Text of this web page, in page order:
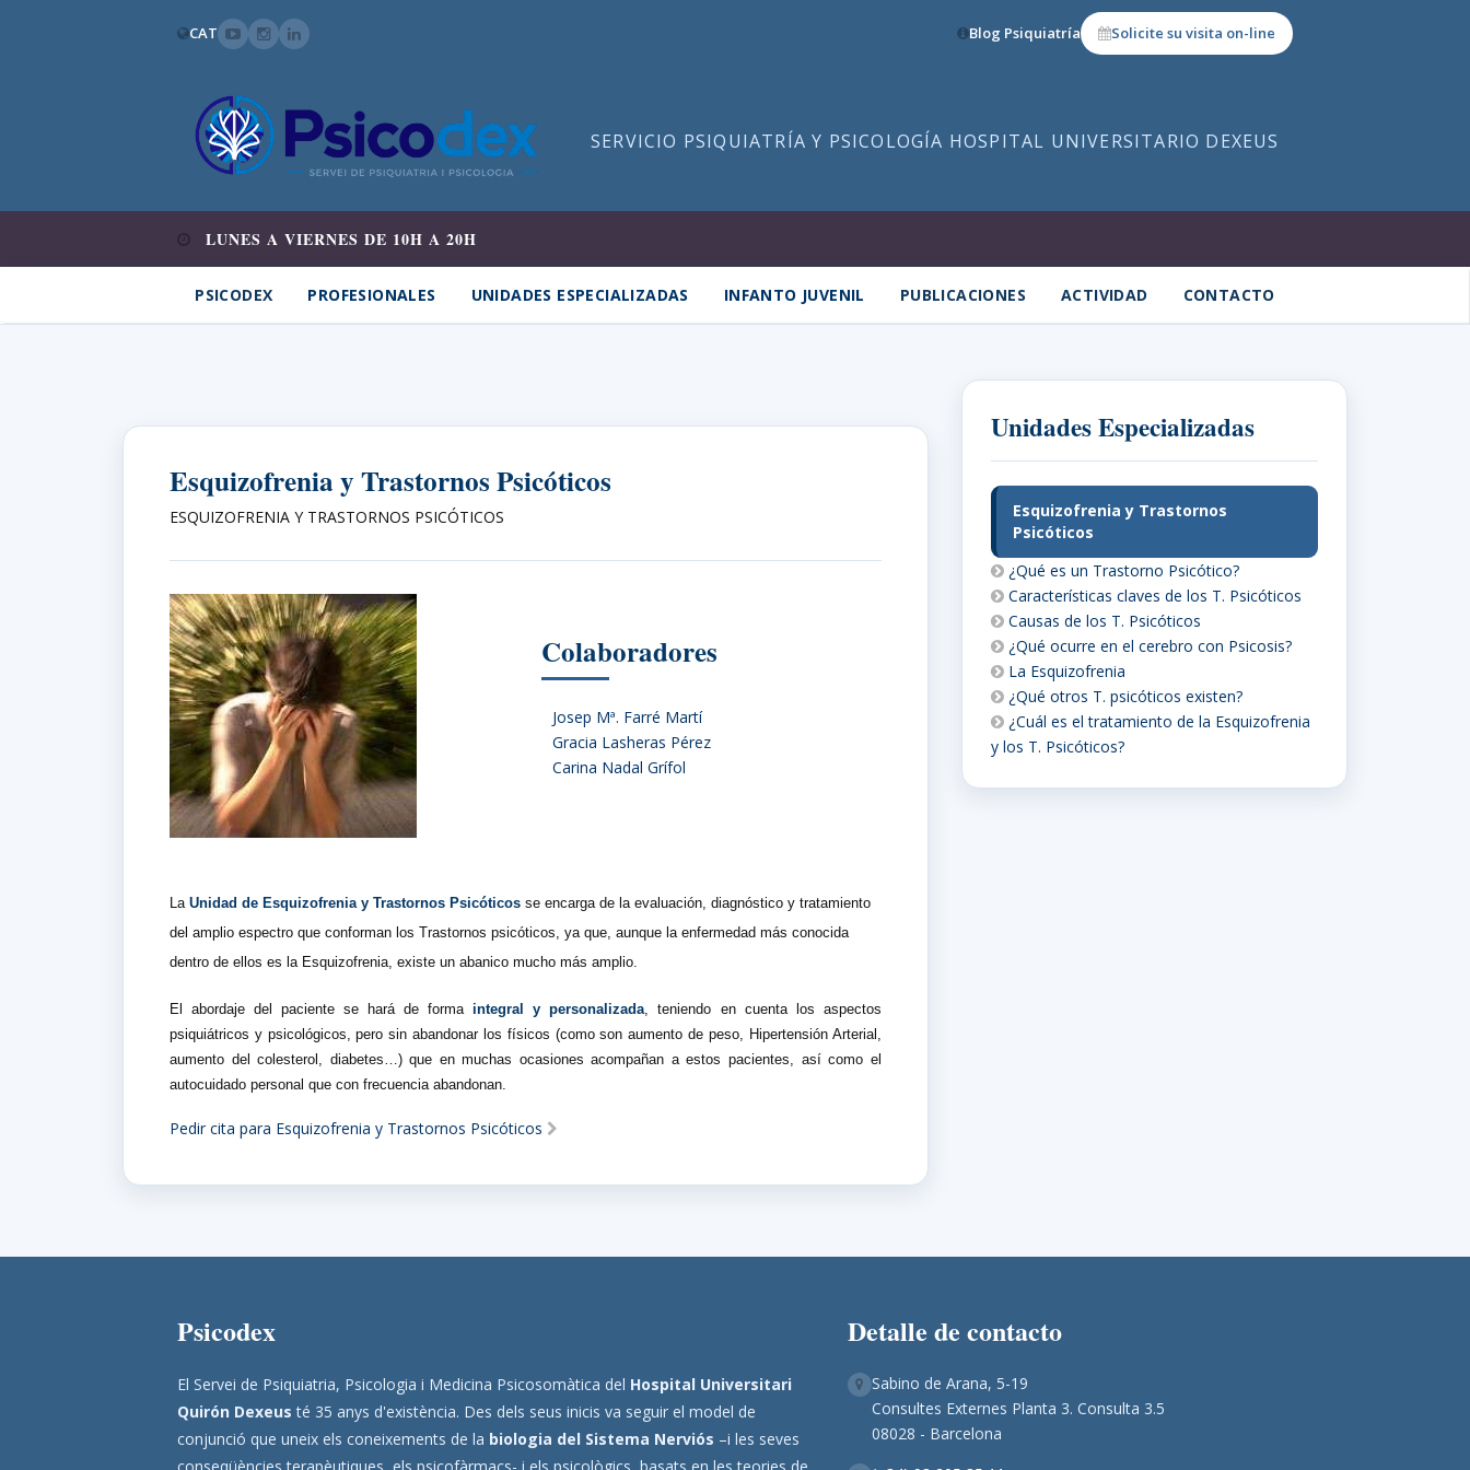
CAT Blog Psiquiatría Solicite su visita on-line
SERVICIO PSIQUIATRÍA Y PSICOLOGÍA HOSPITAL UNIVERSITARIO DEXEUS
LUNES A VIERNES DE 10H A 20H
PSICODEX PROFESIONALES UNIDADES ESPECIALIZADAS INFANTO JUVENIL PUBLICACIONES ACTIVIDAD CONTACTO
Esquizofrenia y Trastornos Psicóticos
ESQUIZOFRENIA Y TRASTORNOS PSICÓTICOS
Colaboradores
Josep Mª. Farré Martí
Gracia Lasheras Pérez
Carina Nadal Grífol
La Unidad de Esquizofrenia y Trastornos Psicóticos se encarga de la evaluación, diagnóstico y tratamiento
del amplio espectro que conforman los Trastornos psicóticos, ya que, aunque la enfermedad más conocida
dentro de ellos es la Esquizofrenia, existe un abanico mucho más amplio.
El abordaje del paciente se hará de formaintegral y personalizada , teniendo en cuenta los aspectos
psiquiátricos y psicológicos, pero sin abandonar los físicos (como son aumento de peso, Hipertensión Arterial,
aumento del colesterol, diabetes…) que en muchas ocasiones acompañan a estos pacientes, así como el
autocuidado personal que con frecuencia abandonan.
Pedir cita para Esquizofrenia y Trastornos Psicóticos
Unidades Especializadas
Esquizofrenia y Trastornos
Psicóticos
¿Qué es un Trastorno Psicótico?
Características claves de los T. Psicóticos
Causas de los T. Psicóticos
¿Qué ocurre en el cerebro con Psicosis?
La Esquizofrenia
¿Qué otros T. psicóticos existen?
¿Cuál es el tratamiento de la Esquizofrenia
y los T. Psicóticos?
Psicodex
El Servei de Psiquiatria, Psicologia i Medicina Psicosomàtica del Hospital Universitari
Quirón Dexeus té 35 anys d'existència. Des dels seus inicis va seguir el model de
conjunció que uneix els coneixements de la biologia del Sistema Nerviós –i les seves
Detalle de contacto
Sabino de Arana, 5-19
Consultes Externes Planta 3. Consulta 3.5
08028 - Barcelona